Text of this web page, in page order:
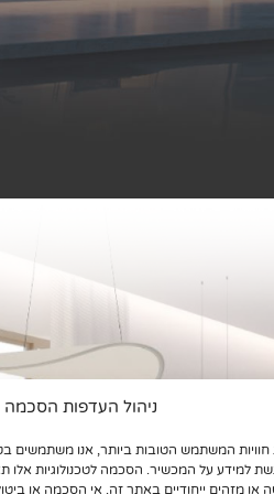
ניהול העדפות הסכמה
למידע על המכשיר. הסכמה לטכנולוגיות אלו
או מזהים ייחודיים באתר זה. אי הסכמה או